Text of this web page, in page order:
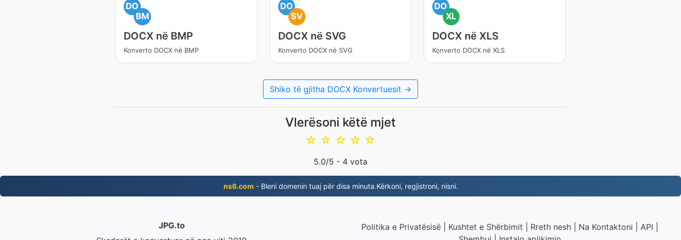
DO
BM
DOCX në BMP
Konverto DOCX në BMP
DO
SV
DOCX në SVG
Konverto DOCX në SVG
DO
XL
DOCX në XLS
Konverto DOCX në XLS
Shiko të gjitha DOCX Konvertuesit →
Vlerësoni këtë mjet
☆
☆
☆
☆
☆
5.0/5 - 4 vota
ns6.com - Bleni domenin tuaj për disa minuta.Kërkoni, regjistroni, nisni.
JPG.to
Politika e Privatësisë| Kushtet e Shërbimit Rreth nesh| Na Kontaktoni API